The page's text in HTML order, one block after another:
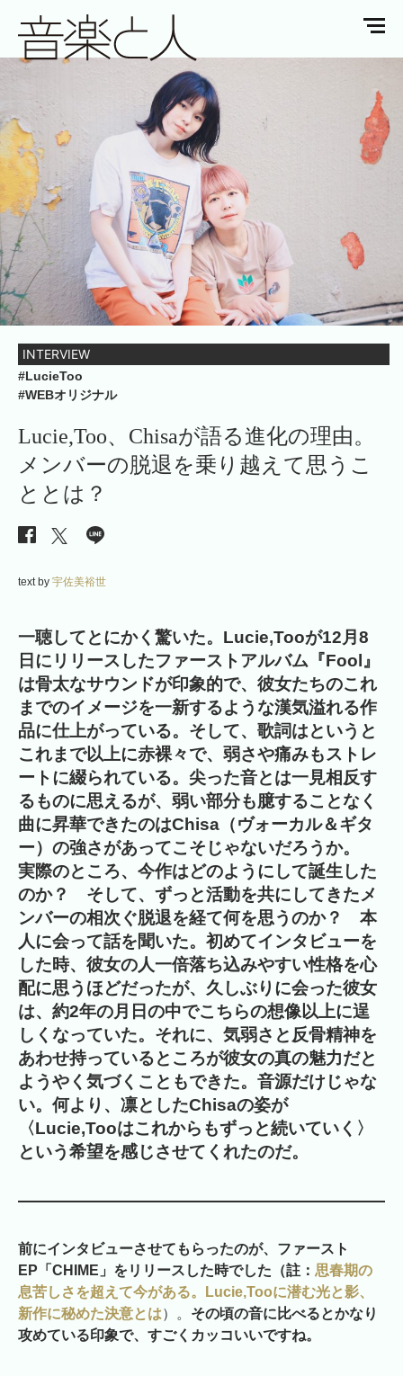
INTERVIEW
#LucieToo
#WEBオリジナル
Lucie,Too、Chisaが語る進化の理由。
メンバーの脱退を乗り越えて思うこ
ととは？
text by 宇佐美裕世
一聴してとにかく驚いた。Lucie,Tooが12月8
日にリリースしたファーストアルバム『Fool』
は骨太なサウンドが印象的で、彼女たちのこれ
までのイメージを一新するような漢気溢れる作
品に仕上がっている。そして、歌詞はというと
これまで以上に赤裸々で、弱さや痛みもストレ
ートに綴られている。尖った音とは一見相反す
るものに思えるが、弱い部分も臆することなく
曲に昇華できたのはChisa（ヴォーカル＆ギタ
ー）の強さがあってこそじゃないだろうか。
実際のところ、今作はどのようにして誕生した
のか？ そして、ずっと活動を共にしてきたメ
ンバーの相次ぐ脱退を経て何を思うのか？ 本
人に会って話を聞いた。初めてインタビューを
した時、彼女の人一倍落ち込みやすい性格を心
配に思うほどだったが、久しぶりに会った彼女
は、約2年の月日の中でこちらの想像以上に逞
しくなっていた。それに、気弱さと反骨精神を
あわせ持っているところが彼女の真の魅力だと
ようやく気づくこともできた。音源だけじゃな
い。何より、凛としたChisaの姿が
〈Lucie,Tooはこれからもずっと続いていく〉
という希望を感じさせてくれたのだ。
前にインタビューさせてもらったのが、ファースト
EP「CHIME」をリリースした時でした（註： 思春期の
息苦しさを超えて今がある。Lucie,Tooに潜む光と影、
新作に秘めた決意とは）。 その頃の音に比べるとかなり
攻めている印象で、すごくカッコいいですね。